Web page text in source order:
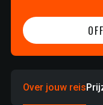
Over jouw reis